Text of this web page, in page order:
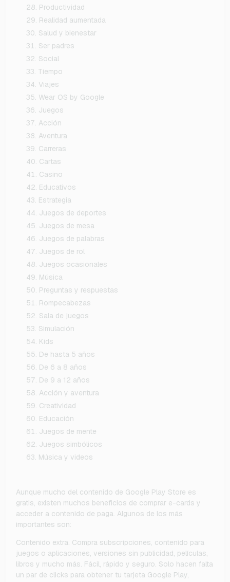
Productividad
Realidad aumentada
Salud y bienestar
Ser padres
Social
Tiempo
Viajes
Wear OS by Google
Juegos
Acción
Aventura
Carreras
Cartas
Casino
Educativos
Estrategia
Juegos de deportes
Juegos de mesa
Juegos de palabras
Juegos de rol
Juegos ocasionales
Música
Preguntas y respuestas
Rompecabezas
Sala de juegos
Simulación
Kids
De hasta 5 años
De 6 a 8 años
De 9 a 12 años
Acción y aventura
Creatividad
Educación
Juegos de mente
Juegos simbólicos
Música y videos
Aunque mucho del contenido de Google Play Store es
gratis, existen muchos beneficios de comprar e-cards y
acceder a contenido de paga. Algunos de los más
importantes son:
Contenido extra. Compra subscripciones, contenido para
juegos o aplicaciones, versiones sin publicidad, películas,
libros y mucho más. Fácil, rápido y seguro. Solo hacen falta
un par de clicks para obtener tu tarjeta Google Play,